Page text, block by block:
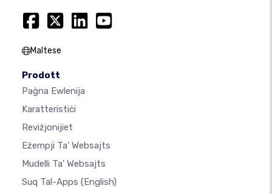
Maltese
Prodott
Paġna Ewlenija
Karatteristiċi
Reviżjonijiet
Eżempji Ta' Websajts
Mudelli Ta' Websajts
Suq Tal-Apps (English)